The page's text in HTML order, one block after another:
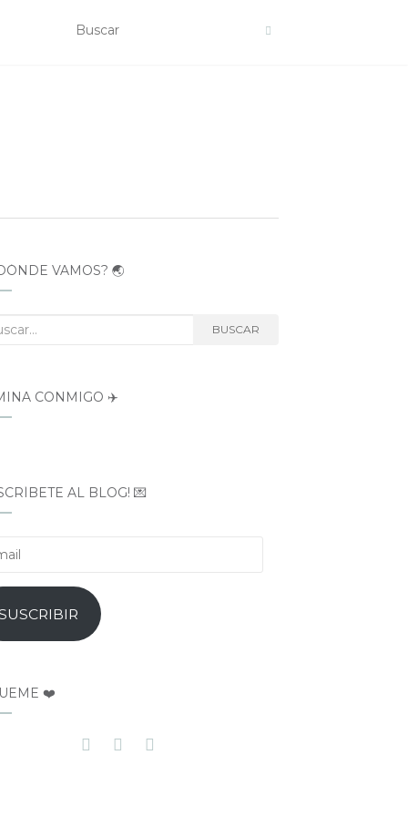
VAMOS? 🌏
BUSCAR
CONMIGO ✈️
AL BLOG! 💌
❤️